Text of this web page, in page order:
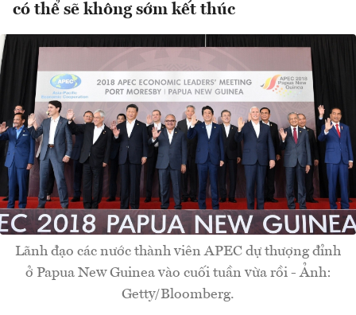
có thể sẽ không sớm kết thúc
Lãnh đạo các nước thành viên APEC dự thượng đỉnh
ở Papua New Guinea vào cuối tuần vừa rồi - Ảnh:
Getty/Bloomberg.